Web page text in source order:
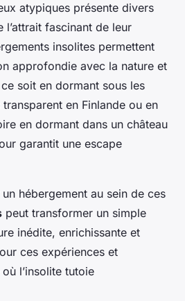
atypiques présente divers
l’attrait fascinant de leur
insolites permettent
approfondie avec la nature et
ce soit en dormant sous les
en Finlande ou en
en dormant dans un château
garantit une escape
hébergement au sein de ces
peut transformer un simple
inédite, enrichissante et
ces expériences et
l’insolite tutoie